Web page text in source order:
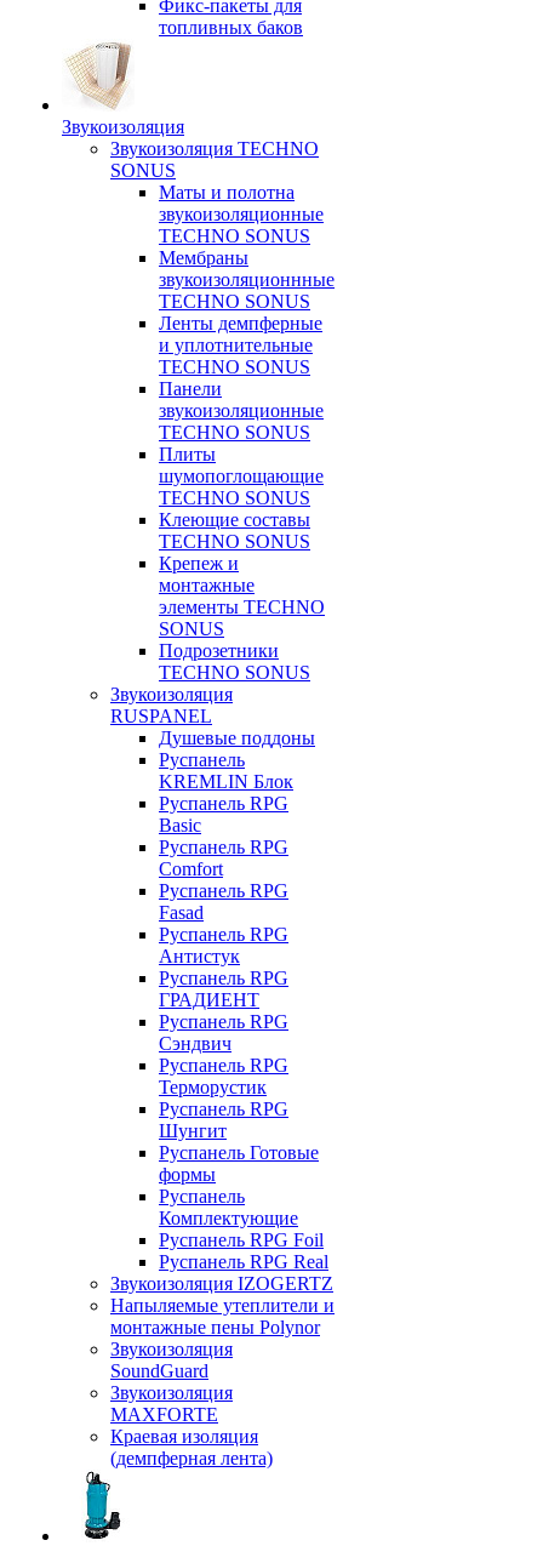
Фикс-пакеты для
топливных баков
Звукоизоляция
Звукоизоляция TECHNO
SONUS
Маты и полотна
звукоизоляционные
TECHNO SONUS
Мембраны
звукоизоляционнные
TECHNO SONUS
Ленты демпферные
и уплотнительные
TECHNO SONUS
Панели
звукоизоляционные
TECHNO SONUS
Плиты
шумопоглощающие
TECHNO SONUS
Клеющие составы
TECHNO SONUS
Крепеж и
монтажные
элементы TECHNO
SONUS
Подрозетники
TECHNO SONUS
Звукоизоляция
RUSPANEL
Душевые поддоны
Руспанель
KREMLIN Блок
Руспанель RPG
Basic
Руспанель RPG
Comfort
Руспанель RPG
Fasad
Руспанель RPG
Антистук
Руспанель RPG
ГРАДИЕНТ
Руспанель RPG
Сэндвич
Руспанель RPG
Терморустик
Руспанель RPG
Шунгит
Руспанель Готовые
формы
Руспанель
Комплектующие
Руспанель RPG Foil
Руспанель RPG Real
Звукоизоляция IZOGERTZ
Напыляемые утеплители и
монтажные пены Polynor
Звукоизоляция
SoundGuard
Звукоизоляция
MAXFORTE
Краевая изоляция
(демпферная лента)